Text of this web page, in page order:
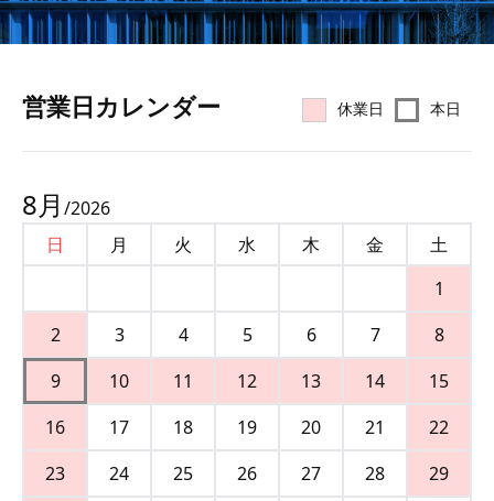
営業⽇カレンダー 休業日 本日
8月 /2026
日
月 火 水 木 金
土
1
2
3 4 5 6 7
8
9
10 11 12 13 14
15
16
17 18 19 20 21
22
23
24 25 26 27 28
29